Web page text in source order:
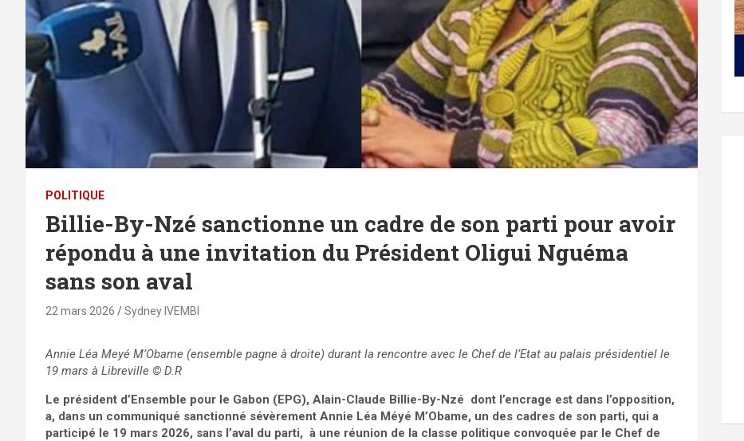
POLITIQUE
Billie-By-Nzé sanctionne un cadre de son parti pour avoir
répondu à une invitation du Président Oligui Nguéma
sans son aval
22 mars 2026 Sydney IVEMBI
Annie Léa Meyé M’Obame (ensemble pagne à droite) durant la rencontre avec le Chef de l’Etat au palais présidentiel le
19 mars à Libreville © D.R
Le président d’Ensemble pour le Gabon (EPG), Alain-Claude Billie-By-Nzé dont l’encrage est dans l’opposition,
a, dans un communiqué sanctionné sévèrement Annie Léa Méyé M’Obame, un des cadres de son parti, qui a
participé le 19 mars 2026, sans l’aval du parti, à une réunion de la classe politique convoquée par le Chef de